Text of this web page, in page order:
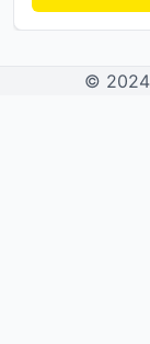
© 2024